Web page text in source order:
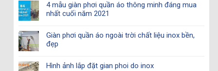
4 mẫu giàn phơi quần áo thông minh đáng mua
nhất cuối năm 2021
Giàn phơi quần áo ngoài trời chất liệu inox bền,
đẹp
Hình ảnh lắp đặt gian phoi do inox